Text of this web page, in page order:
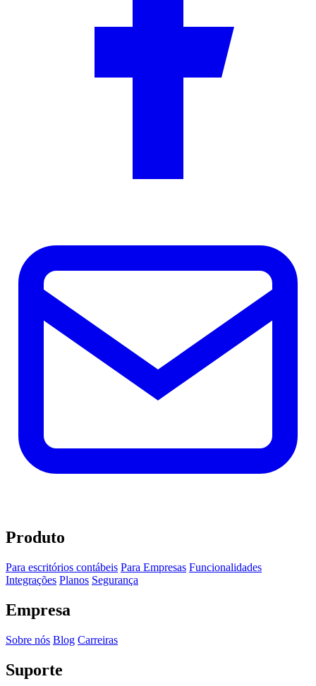
Produto
Para escritórios contábeis Para Empresas Funcionalidades
Integrações Planos Segurança
Empresa
Sobre nós Blog Carreiras
Suporte